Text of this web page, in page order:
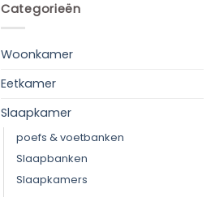
Categorieën
Woonkamer
Eetkamer
Slaapkamer
poefs & voetbanken
Slaapbanken
Slaapkamers